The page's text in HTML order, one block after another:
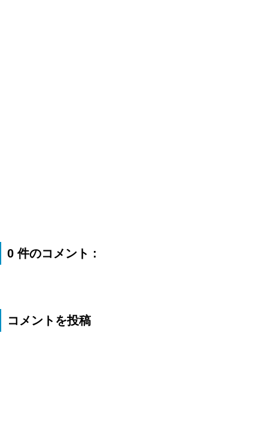
0 件のコメント :
コメントを投稿